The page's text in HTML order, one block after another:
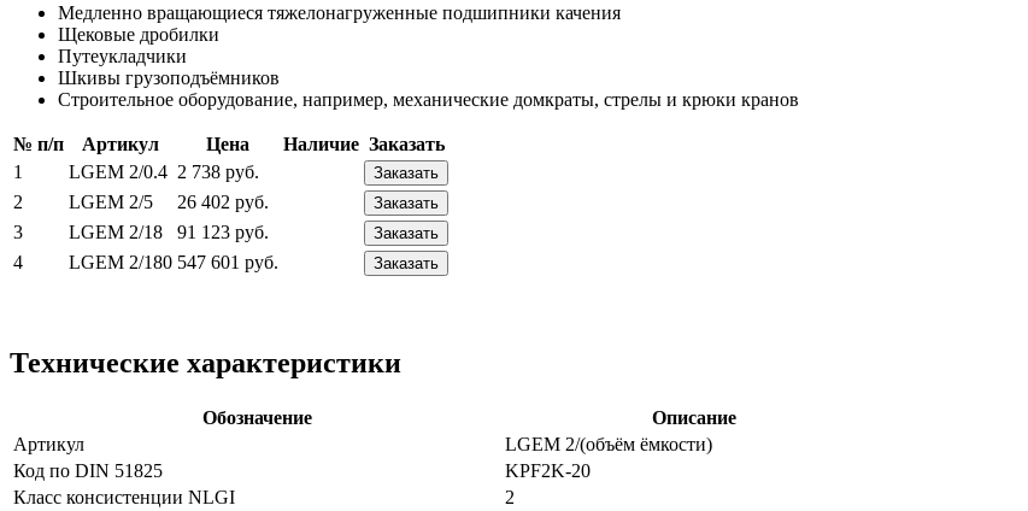
Медленно вращающиеся тяжелонагруженные подшипники качения
Щековые дробилки
Путеукладчики
Шкивы грузоподъёмников
Строительное оборудование, например, механические домкраты, стрелы и крюки кранов
№ п/п Артикул Цена Наличие Заказать
1
LGEM 2/0.4 2 738 руб. Заказать
2 LGEM 2/5 26 402 руб. Заказать
3 LGEM 2/18 91 123 руб. Заказать
4 LGEM 2/180 547 601 руб. Заказать
Технические характеристики
Обозначение
Описание
Артикул
LGEM 2/(объём ёмкости)
Код по DIN 51825
KPF2K-20
Класс консистенции NLGI
2